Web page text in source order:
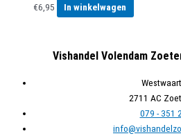
€6,95 In winkelwagen
Vishandel Volendam
2711 AC
079 - 351